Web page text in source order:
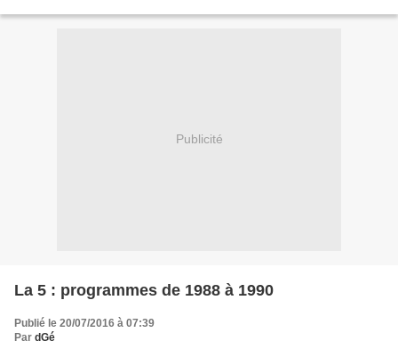
Publicité
La 5 : programmes de 1988 à 1990
Publié le 20/07/2016 à 07:39
Par dGé